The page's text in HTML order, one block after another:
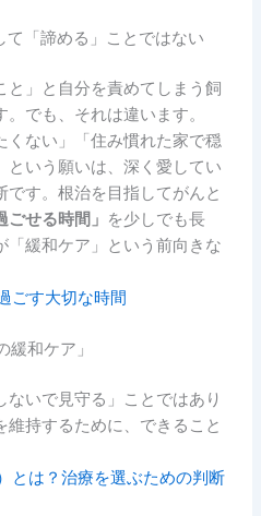
て「諦める」ことではない
と」と自分を責めてしまう飼
でも、それは違います。
くない」「住み慣れた家で穏
という願いは、深く愛してい
です。根治を目指してがんと
ごせる時間」 を少しでも長
「緩和ケア」という前向きな
ごす大切な時間
和ケア」
いで見守る」ことではあり
維持するために、できること
とは？治療を選ぶための判断